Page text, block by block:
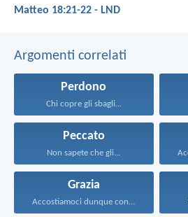
Matteo 18:21-22 - LND
Argomenti correlati
Perdono
Chi copre gli sbagli...
Peccato
Non sapete che gli...
Grazia
Accostiamoci dunque con piena...